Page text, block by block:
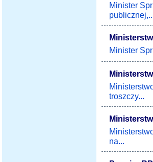
Minister
Minister
troszczy...
na...